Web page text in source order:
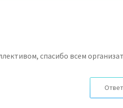
спасибо всем